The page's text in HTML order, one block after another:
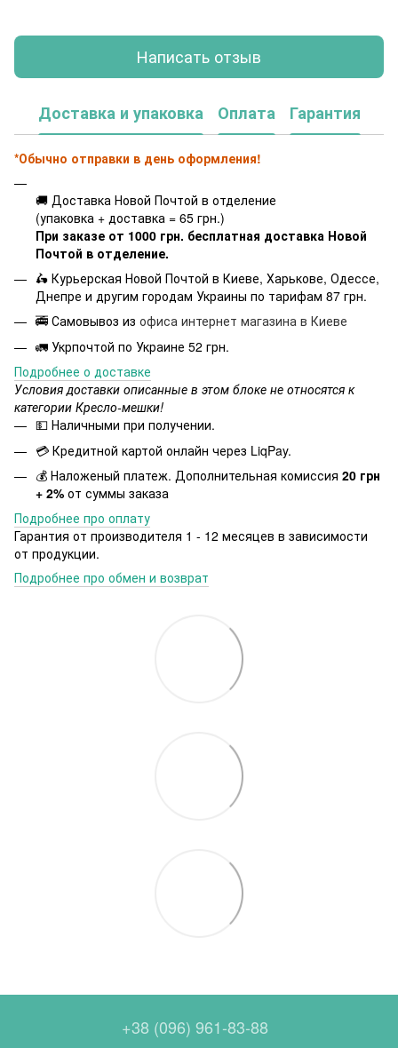
Написать отзыв
Доставка и упаковка Оплата Гарантия
*Обычно отправки в день оформления!
🚚 Доставка Новой Почтой в отделение
(упаковка + доставка = 65 грн.)
При заказе от 1000 грн. бесплатная доставка Новой
Почтой в отделение.
🛵 Курьерская Новой Почтой в Киеве, Харькове, Одессе,
Днепре и другим городам Украины по тарифам 87 грн.
🚎 Самовывоз из офиса интернет магазина в Киеве
🚛 Укрпочтой по Украине 52 грн.
Подробнее о доставке
Условия доставки описанные в этом блоке не относятся к
категории Кресло-мешки!
💵 Наличными при получении.
💳 Кредитной картой онлайн через LiqPay.
💰 Наложеный платеж. Дополнительная комиссия 20 грн
+ 2% от суммы заказа
Подробнее про оплату
Гарантия от производителя 1 - 12 месяцев в зависимости
от продукции.
Подробнее про обмен и возврат
+38 (096) 961-83-88